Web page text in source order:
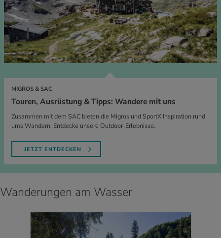
MIGROS & SAC
Touren, Ausrüstung & Tipps: Wandere mit uns
Zusammen mit dem SAC bieten die Migros und SportX Inspiration rund
ums Wandern. Entdecke unsere Outdoor-Erlebnisse.
JETZT ENTDECKEN
Wanderungen am Wasser